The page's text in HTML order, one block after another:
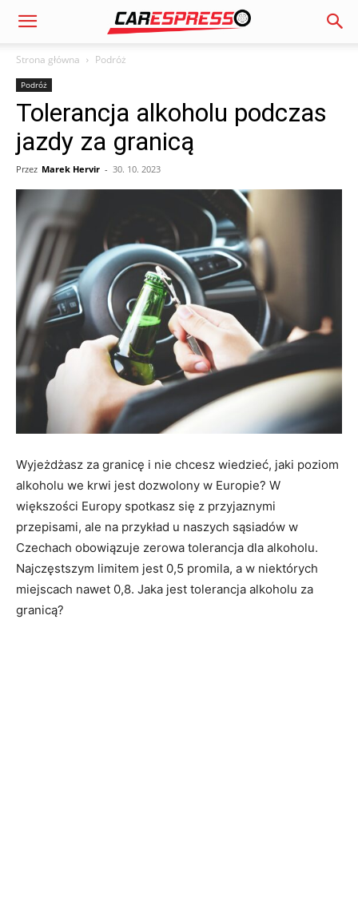
Strona główna Podróż
Podróż
Tolerancja alkoholu podczas
jazdy za granicą
Przez Marek Hervir - 30. 10. 2023
Wyjeżdżasz za granicę i nie chcesz wiedzieć, jaki poziom
alkoholu we krwi jest dozwolony w Europie? W
większości Europy spotkasz się z przyjaznymi
przepisami, ale na przykład u naszych sąsiadów w
Czechach obowiązuje zerowa tolerancja dla alkoholu.
Najczęstszym limitem jest 0,5 promila, a w niektórych
miejscach nawet 0,8. Jaka jest tolerancja alkoholu za
granicą?